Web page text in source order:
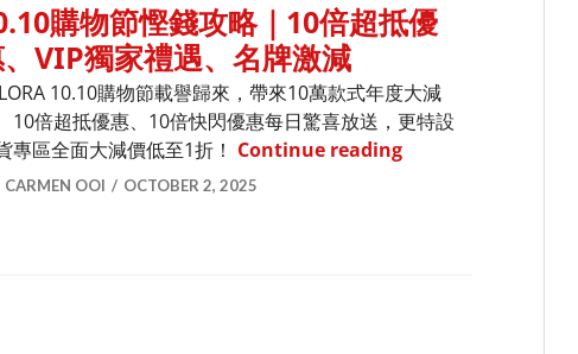
購物節慳錢攻略｜10倍超抵優
VIP獨家禮遇、名牌激減
10.10購物節載譽歸來，帶來10萬款式年度大減
10倍超抵優惠、10倍快閃優惠每日驚喜放送，更特設
專區全面大減價低至1折！ Continue reading10.10購物節慳錢攻
CARMEN OOI OCTOBER 2, 2025